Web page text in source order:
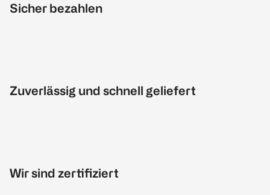
Sicher bezahlen
Zuverlässig und schnell geliefert
Wir sind zertifiziert